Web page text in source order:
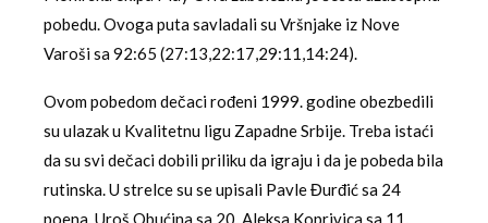
pobedu. Ovoga puta savladali su Vršnjake iz Nove
Varoši sa 92:65 (27:13,22:17,29:11,14:24).
Ovom pobedom dečaci rođeni 1999. godine obezbedili
su ulazak u Kvalitetnu ligu Zapadne Srbije. Treba istaći
da su svi dečaci dobili priliku da igraju i da je pobeda bila
rutinska. U strelce su se upisali Pavle Đurđić sa 24
poena, Uroš Obućina sa 20, Aleksa Koprivica sa 11,